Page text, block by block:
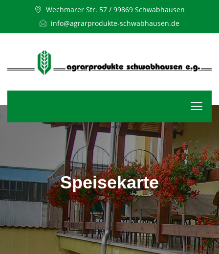
Wechmarer Str. 57 / 99869 Schwabhausen
info@agrarprodukte-schwabhausen.de
Speisekarte